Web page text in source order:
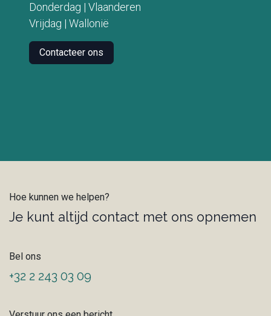
Donderdag | Vlaanderen
Vrijdag | Wallonië
Contacteer ons
Hoe kunnen we helpen?
Je kunt altijd contact met ons opnemen
Bel ons
+32 2 243 03 09